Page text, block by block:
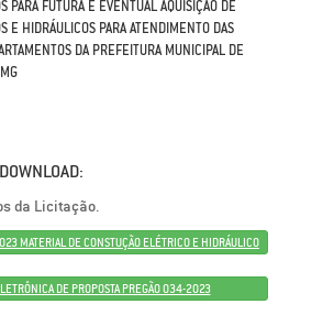
PARA FUTURA E EVENTUAL AQUISIÇÃO DE
E HIDRÁULICOS PARA ATENDIMENTO DAS
DA PREFEITURA MUNICIPAL DE
da Licitação.
MATERIAL DE CONSTUÇÃO ELÉTRICO E HIDRÁULICO
DE PROPOSTA PREGÃO 034-2023